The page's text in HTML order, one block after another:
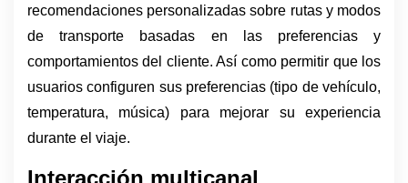
recomendaciones personalizadas sobre rutas y modos
de transporte basadas en las preferencias y
comportamientos del cliente. Así como permitir que los
usuarios configuren sus preferencias (tipo de vehículo,
temperatura, música) para mejorar su experiencia
durante el viaje.
Interacción multicanal